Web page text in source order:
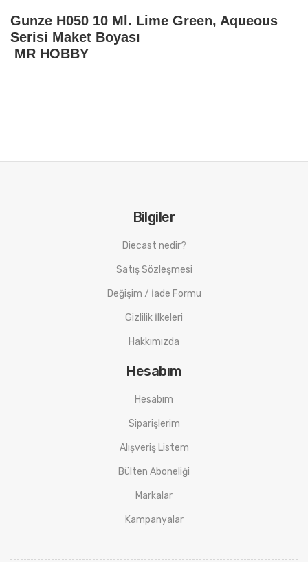
Gunze H050 10 Ml. Lime Green, Aqueous
Serisi Maket Boyası
MR HOBBY
Bilgiler
Diecast nedir?
Satış Sözleşmesi
Değişim / İade Formu
Gizlilik İlkeleri
Hakkımızda
Hesabım
Hesabım
Siparişlerim
Alışveriş Listem
Bülten Aboneliği
Markalar
Kampanyalar